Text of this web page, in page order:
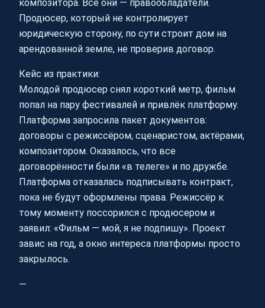
композитора. Все они — правообладатели.
Продюсер, который не контролирует
юридическую сторону, по сути строит дом на
арендованной земле, не проверив договор.
Кейс из практики:
Молодой продюсер снял короткий метр, фильм
попал на пару фестивалей и привлёк платформу.
Платформа запросила пакет документов:
договоры с режиссёром, сценаристом, актёрами,
композитором. Оказалось, что все
договорённости были «в телеге» и по дружбе.
Платформа отказалась подписывать контракт,
пока не будут оформлены права. Режиссёр к
тому моменту поссорился с продюсером и
заявил: «Фильм — мой, я не подпишу». Проект
завис на год, а окно интереса платформы просто
закрылось.
—